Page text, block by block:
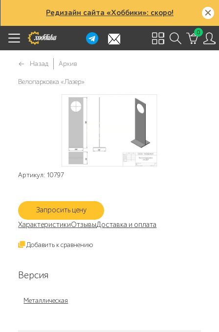
Редизайн сайта «Хоббики»: скоро!
0
Назад Архив
Велопарковка «Лазер»
Артикул: 10797
Запросить цену
ХарактеристикиОтзывыДоставка и оплата
Добавить к сравнению
Версия
Металлическая